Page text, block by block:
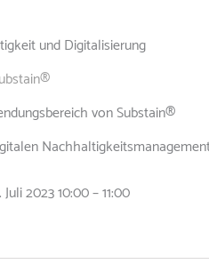
und Digitalisierung
von Substain®
2023 10:00 – 11:00